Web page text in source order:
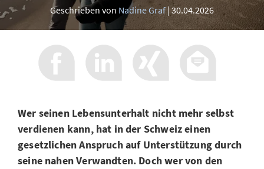
Geschrieben von Nadine Graf 30.04.2026
Wer seinen Lebensunterhalt nicht mehr selbst
verdienen kann, hat in der Schweiz einen
gesetzlichen Anspruch auf Unterstützung durch
seine nahen Verwandten. Doch wer von den